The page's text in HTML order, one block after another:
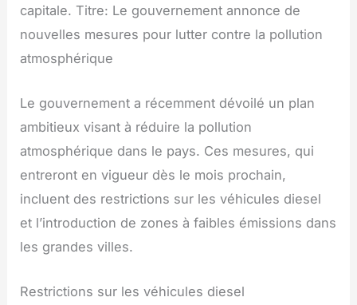
capitale. Titre: Le gouvernement annonce de
nouvelles mesures pour lutter contre la pollution
atmosphérique
Le gouvernement a récemment dévoilé un plan
ambitieux visant à réduire la pollution
atmosphérique dans le pays. Ces mesures, qui
entreront en vigueur dès le mois prochain,
incluent des restrictions sur les véhicules diesel
et l’introduction de zones à faibles émissions dans
les grandes villes.
Restrictions sur les véhicules diesel